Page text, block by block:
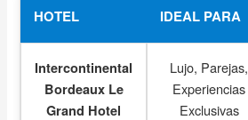
HOTEL IDEAL PARA
Intercontinental
Bordeaux Le
Grand Hotel
Lujo, Parejas,
Experiencias
Exclusivas